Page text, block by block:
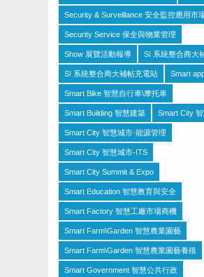
Security & Surveillance 安全監控應用市
Security Service 保全與物業管理
Show 展覽活動報導 SI 系統整合商大
SI 系統整合商大補帖充電站 Smart
Smart Bike 智慧自行車\摩托車
Smart Building 智慧建築 Smart City
Smart City 智慧城市-能源管理
Smart City 智慧城市-ITS
Smart City Summit & Expo
Smart Education 智慧教育與安全
Smart Factory 智慧工廠市場商機
Smart Farm\Garden 智慧農業園藝
Smart Farm\Garden 智慧農業園藝養殖
Smart Government 智慧公共行政